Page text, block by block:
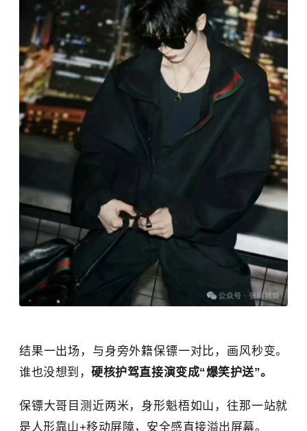
结果一出场，与身旁外籍保镖一对比，画风秒变。
谁也没想到，硬核护驾直接演变成“爆笑护送”。
保镖大哥目测近两米，身形魁梧如山，往那一站就
是人形靠山+移动屏障，安全感直接溢出屏幕。